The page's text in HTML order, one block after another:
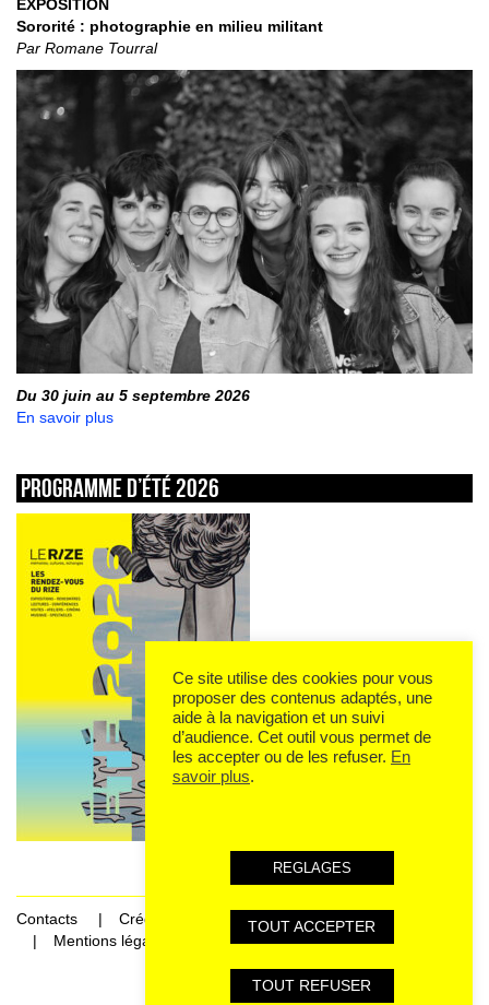
EXPOSITION
Sororité : photographie en milieu militant
Par Romane Tourral
Du 30 juin au 5 septembre 2026
En savoir plus
Programme d’été 2026
Contacts
Crédits
Mentions légales et données personnelles
Ce site utilise des cookies pour vous
proposer des contenus adaptés, une
aide à la navigation et un suivi
d’audience. Cet outil vous permet de
les accepter ou de les refuser. En
savoir plus.
REGLAGES
TOUT ACCEPTER
TOUT REFUSER